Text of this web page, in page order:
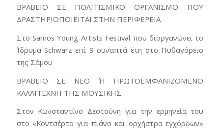
ΒΡΑΒΕΙΟ ΣΕ ΠΟΛΙΤΙΣΜΙΚΟ ΟΡΓΑΝΙΣΜΟ ΠΟΥ
ΔΡΑΣΤΗΡΙΟΠΟΙΕΙΤΑΙ ΣΤΗΝ ΠΕΡΙΦΕΡΕΙΑ
Στο Samos Young Artists Festival που διοργανώνει το
Ίδρυμα Schwarz επί 9 συναπτά έτη στο Πυθαγόρειο
της Σάμου
ΒΡΑΒΕΙΟ ΣΕ ΝΕΟ Ή ΠΡΩΤΟΕΜΦΑΝΙΖΟΜΕΝΟ
ΚΑΛΛΙΤΕΧΝΗ ΤΗΣ ΜΟΥΣΙΚΗΣ
Στον Κωνσταντίνο Δεστούνη για την ερμηνεία του
στο «Κοντσέρτο για πιάνο και ορχήστρα εγχόρδων»